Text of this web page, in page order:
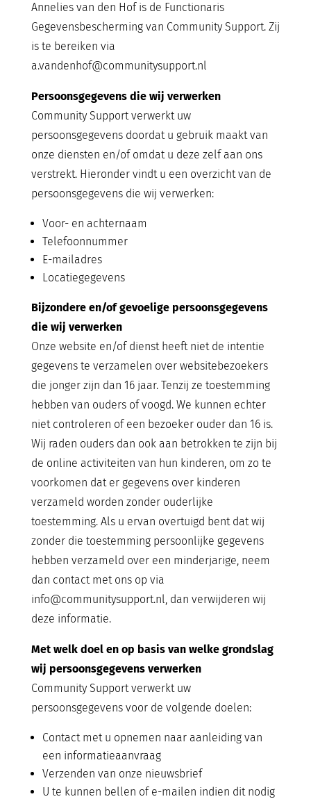
Annelies van den Hof is de Functionaris
Gegevensbescherming van Community Support. Zij
is te bereiken via
a.vandenhof@communitysupport.nl
Persoonsgegevens die wij verwerken
Community Support verwerkt uw
persoonsgegevens doordat u gebruik maakt van
onze diensten en/of omdat u deze zelf aan ons
verstrekt. Hieronder vindt u een overzicht van de
persoonsgegevens die wij verwerken:
Voor- en achternaam
Telefoonnummer
E-mailadres
Locatiegegevens
Bijzondere en/of gevoelige persoonsgegevens
die wij verwerken
Onze website en/of dienst heeft niet de intentie
gegevens te verzamelen over websitebezoekers
die jonger zijn dan 16 jaar. Tenzij ze toestemming
hebben van ouders of voogd. We kunnen echter
niet controleren of een bezoeker ouder dan 16 is.
Wij raden ouders dan ook aan betrokken te zijn bij
de online activiteiten van hun kinderen, om zo te
voorkomen dat er gegevens over kinderen
verzameld worden zonder ouderlijke
toestemming. Als u ervan overtuigd bent dat wij
zonder die toestemming persoonlijke gegevens
hebben verzameld over een minderjarige, neem
dan contact met ons op via
info@communitysupport.nl, dan verwijderen wij
deze informatie.
Met welk doel en op basis van welke grondslag
wij persoonsgegevens verwerken
Community Support verwerkt uw
persoonsgegevens voor de volgende doelen:
Contact met u opnemen naar aanleiding van
een informatieaanvraag
Verzenden van onze nieuwsbrief
U te kunnen bellen of e-mailen indien dit nodig